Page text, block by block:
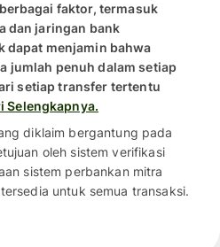
faktor, termasuk
dan jaringan bank
dapat menjamin bahwa
jumlah penuh dalam setiap
setiap transfer tertentu
Selengkapnya.
diklaim bergantung pada
oleh sistem verifikasi
sistem perbankan mitra
untuk semua transaksi.